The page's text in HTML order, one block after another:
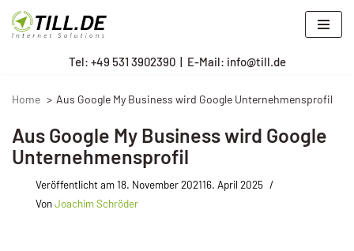
Zum
Tel: +49 531 3902390| E-Mail: info@till.de
Home Aus Google My Business wird Google Unternehmensprofil
Aus Google My Business wird Google
Unternehmensprofil
Veröffentlicht am18. November 202116. April 2025
VonJoachim Schröder